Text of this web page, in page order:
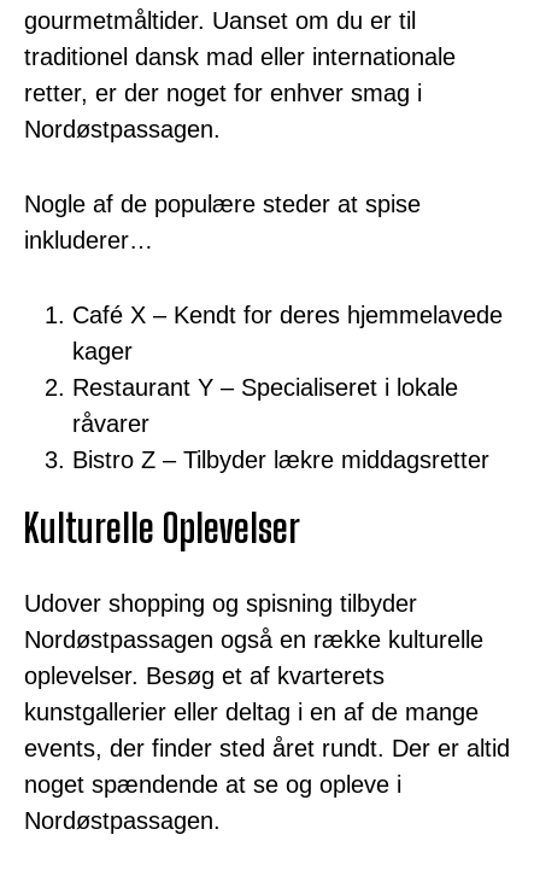
gourmetmåltider. Uanset om du er til
traditionel dansk mad eller internationale
retter, er der noget for enhver smag i
Nordøstpassagen.
Nogle af de populære steder at spise
inkluderer…
Café X – Kendt for deres hjemmelavede
kager
Restaurant Y – Specialiseret i lokale
råvarer
Bistro Z – Tilbyder lækre middagsretter
Kulturelle Oplevelser
Udover shopping og spisning tilbyder
Nordøstpassagen også en række kulturelle
oplevelser. Besøg et af kvarterets
kunstgallerier eller deltag i en af de mange
events, der finder sted året rundt. Der er altid
noget spændende at se og opleve i
Nordøstpassagen.